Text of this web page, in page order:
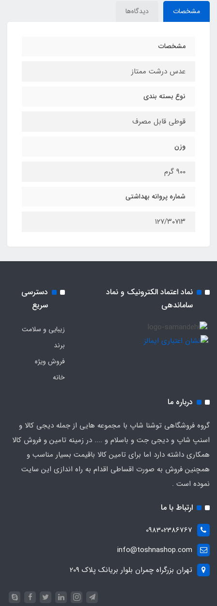
مشخصات دیدگاه‌ها
مشخصات
عدس درشت ممتاز
نوع بسته بندی
قوطی قابل مصرف
وزن
۹۰۰ گرم
شماره پروانه بهداشتی
۱۲۷/۳۰۷۱۳
نماد اعتماد الکترونیک و نماد
ساماندهی
دسترسی
سریع
زیبایی و سلامت
برند
فروش ویژه
خانه
درباره ما
گروه فروشگاهی توشنا شاپ با مجموعه هایی از جمله دیجی کالا و
اسنپ شاپ و دیجی جت و باسلام و .... در زمینه تامین و فروش کالا
همکاری داشته دارد اما برای تامین کالا باقیمت بسیار مناسب و
همچنین فروش به صورت اقساطی اقدام به راه اندازی این سایت
نموده است .
ارتباط با ما
098302386767
info@toshnashop.com
تهران بزرگراه چمران بلوار بریانک پلاک 209